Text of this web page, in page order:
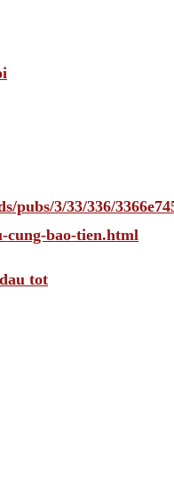
pubs/3/33/336/
cung-bao-tien.html
tot